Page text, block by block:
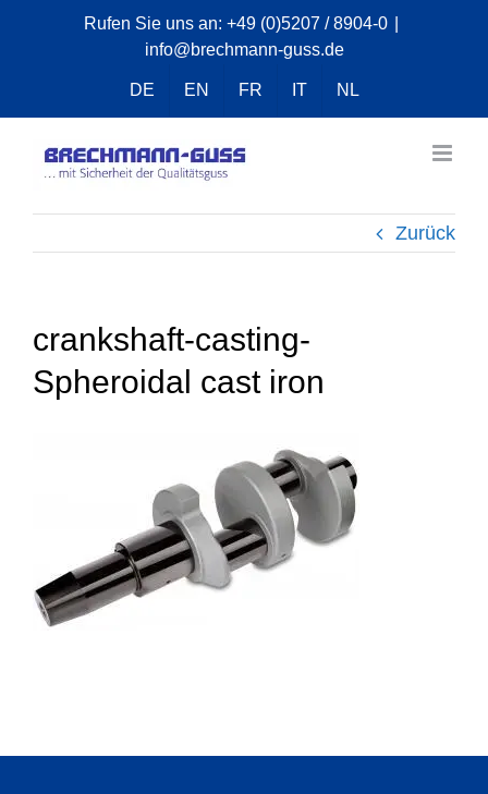
Rufen Sie uns an: +49 (0)5207 / 8904-0
info@brechmann-guss.de
DE EN FR IT NL
Zurück
crankshaft-casting-
Spheroidal cast iron